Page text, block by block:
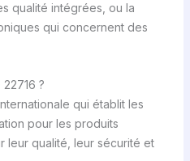
qualité intégrées, ou la
qui concernent des
?
qui établit les
pour les produits
leur qualité, leur sécurité et